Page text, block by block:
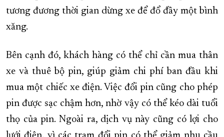
tương đương thời gian dừng xe để đổ đầy một bình
xăng.
Bên cạnh đó, khách hàng có thể chỉ cần mua thân
xe và thuê bộ pin, giúp giảm chi phí ban đầu khi
mua một chiếc xe điện. Việc đổi pin cũng cho phép
pin được sạc chậm hơn, nhờ vậy có thể kéo dài tuổi
thọ của pin. Ngoài ra, dịch vụ này cũng có lợi cho